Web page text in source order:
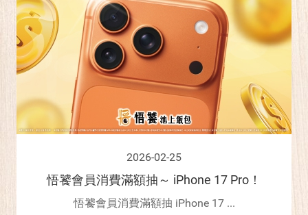
2026-02-25
悟饕會員消費滿額抽～ iPhone 17 Pro！
悟饕會員消費滿額抽 iPhone 17 ...